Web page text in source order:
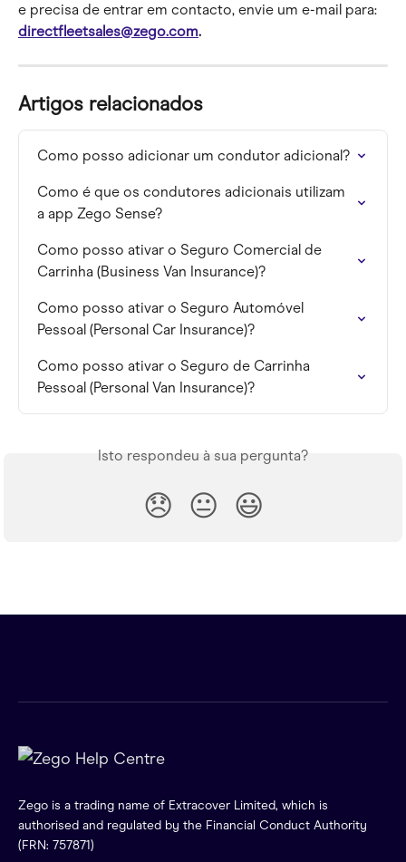
e precisa de entrar em contacto, envie um e-mail para:
directfleetsales@zego.com.
Artigos relacionados
Como posso adicionar um condutor adicional?
Como é que os condutores adicionais utilizam
a app Zego Sense?
Como posso ativar o Seguro Comercial de
Carrinha (Business Van Insurance)?
Como posso ativar o Seguro Automóvel
Pessoal (Personal Car Insurance)?
Como posso ativar o Seguro de Carrinha
Pessoal (Personal Van Insurance)?
Isto respondeu à sua pergunta?
😞 😐 😃
Zego is a trading name of Extracover Limited, which is
authorised and regulated by the Financial Conduct Authority
(FRN: 757871)